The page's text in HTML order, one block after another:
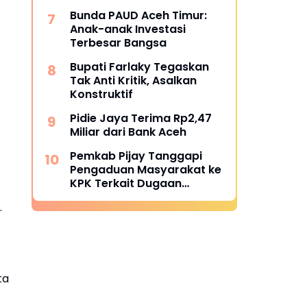
Bunda PAUD Aceh Timur:
Anak-anak Investasi
Terbesar Bangsa
Bupati Farlaky Tegaskan
Tak Anti Kritik, Asalkan
Konstruktif
Pidie Jaya Terima Rp2,47
Miliar dari Bank Aceh
Pemkab Pijay Tanggapi
Pengaduan Masyarakat ke
KPK Terkait Dugaan
Pemotongan Fee Proyek 15
Persen